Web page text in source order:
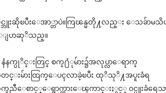
းဆိုၿပီးေအာ္တာပဲ။ကြၽန္မတို႔လည္း ေသခ်ာမသိ
ေျပာဆုိသည္။
နံနက္ပုိင္းတြင္ စက္႐ံုမ်ား၌အလုပ္လာေရာက္
သတင္းမ်ားထြက္ေပၚလာခဲ့ၿပီး ထုိသုိ႔အပူးခံရ
ေစာင့္ေရွာက္ထားေၾကာင္းႏွင့္ ၀င္ပူးခံရေသာ